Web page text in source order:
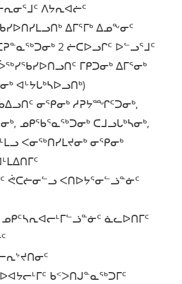
ᐱᔭᕆᐊᓖᑦ
ᐃᒥᕐᒥᒃ ᐃᓄᖕᓂᑦ
2 ᓖᑕᐅᓗᒋᑦ ᐅᓪᓗᕐᒧᑦ
ᒥᑭᑐᓂᒃ ᐃᒥᕐᓂᒃ
ᐊᒡᔭᒐᒃᓴᐅᓗᑎᒃ)
ᓂᕿᓂᒃ ᓱᕈᔭᙱᑦᑐᓂᒃ,
ᓄᑭᖃᕐᓇᖅᑐᓂᒃ ᑕᒧᓗᒐᒃᓴᓂᒃ,
ᐸᓂᖅᑎᓯᒪᔪᓂᒃ ᓂᕿᓂᒃ
ᕚᑕᓖᓂᓪᓗ ᐸᑎᐅᔭᕐᓂᓪᓘᓐᓃᑦ
ᓈᓚᐅᑎᒥᑦ
ᑲᑉᐳᑎᒍᓐᓇᖅᑐᒥᑦ